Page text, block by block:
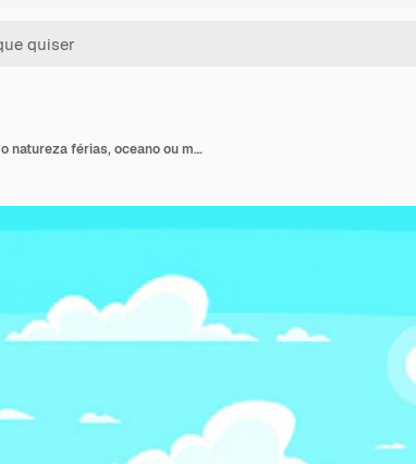
Praia de verão dos desenhos animados. Paraíso natureza férias, oceano ou mar beira-mar. Ilustração de fundo de paisagem à beira-mar